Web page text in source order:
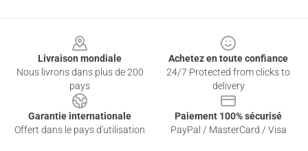
Livraison mondiale
Nous livrons dans plus de 200
pays
Achetez en toute confiance
24/7 Protected from clicks to
delivery
Garantie internationale
Offert dans le pays d'utilisation
Paiement 100% sécurisé
PayPal / MasterCard / Visa